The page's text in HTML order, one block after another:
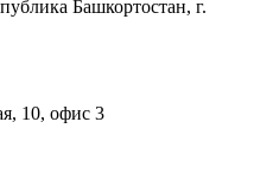
Башкортостан, г.
10, офис 3